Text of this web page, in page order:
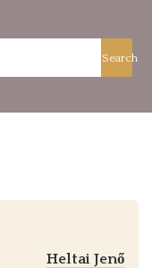
Search
Heltai Jenő